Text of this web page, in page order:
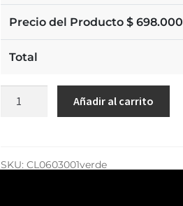
Precio del Producto $ 698.000
Total
Añadir al carrito
SKU: CL0603001verde